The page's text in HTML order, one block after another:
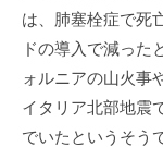
は、肺塞栓症で死
ドの導入で減った
ォルニアの山火事
イタリア北部地震
でいたというそう